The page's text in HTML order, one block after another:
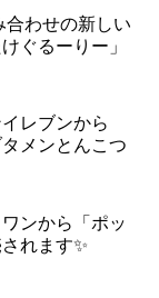
合わせの新しい
ぐるーりー」
レブンから
タメンとんこつ
ンから「ポッ
れます✨